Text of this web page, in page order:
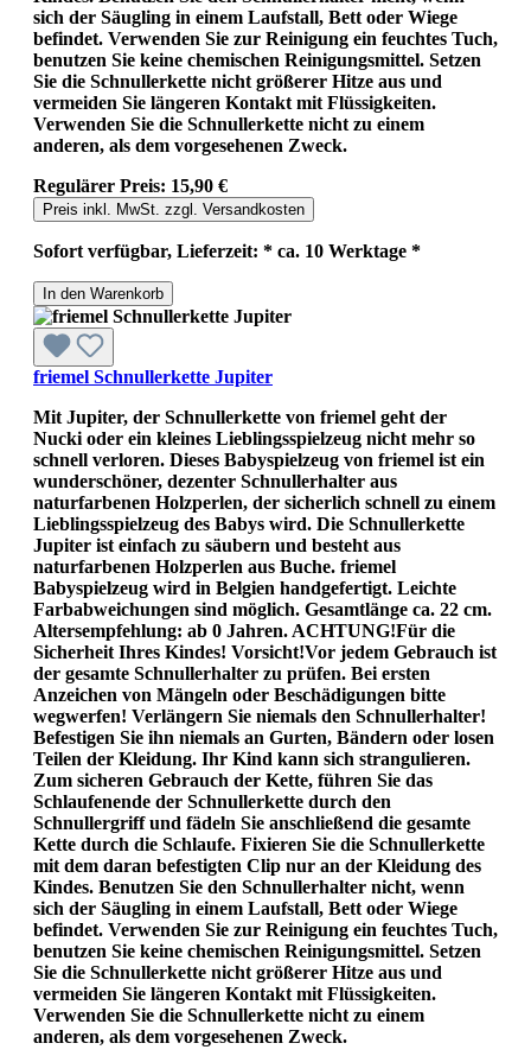
sich der Säugling in einem Laufstall, Bett oder Wiege
befindet. Verwenden Sie zur Reinigung ein feuchtes Tuch,
benutzen Sie keine chemischen Reinigungsmittel. Setzen
Sie die Schnullerkette nicht größerer Hitze aus und
vermeiden Sie längeren Kontakt mit Flüssigkeiten.
Verwenden Sie die Schnullerkette nicht zu einem
anderen, als dem vorgesehenen Zweck.
Regulärer Preis: 15,90 €
Preis inkl. MwSt. zzgl. Versandkosten
Sofort verfügbar, Lieferzeit: * ca. 10 Werktage *
In den Warenkorb
friemel Schnullerkette Jupiter
Mit Jupiter, der Schnullerkette von friemel geht der
Nucki oder ein kleines Lieblingsspielzeug nicht mehr so
schnell verloren. Dieses Babyspielzeug von friemel ist ein
wunderschöner, dezenter Schnullerhalter aus
naturfarbenen Holzperlen, der sicherlich schnell zu einem
Lieblingsspielzeug des Babys wird. Die Schnullerkette
Jupiter ist einfach zu säubern und besteht aus
naturfarbenen Holzperlen aus Buche. friemel
Babyspielzeug wird in Belgien handgefertigt. Leichte
Farbabweichungen sind möglich. Gesamtlänge ca. 22 cm.
Altersempfehlung: ab 0 Jahren. ACHTUNG!Für die
Sicherheit Ihres Kindes! Vorsicht!Vor jedem Gebrauch ist
der gesamte Schnullerhalter zu prüfen. Bei ersten
Anzeichen von Mängeln oder Beschädigungen bitte
wegwerfen! Verlängern Sie niemals den Schnullerhalter!
Befestigen Sie ihn niemals an Gurten, Bändern oder losen
Teilen der Kleidung. Ihr Kind kann sich strangulieren.
Zum sicheren Gebrauch der Kette, führen Sie das
Schlaufenende der Schnullerkette durch den
Schnullergriff und fädeln Sie anschließend die gesamte
Kette durch die Schlaufe. Fixieren Sie die Schnullerkette
mit dem daran befestigten Clip nur an der Kleidung des
Kindes. Benutzen Sie den Schnullerhalter nicht, wenn
sich der Säugling in einem Laufstall, Bett oder Wiege
befindet. Verwenden Sie zur Reinigung ein feuchtes Tuch,
benutzen Sie keine chemischen Reinigungsmittel. Setzen
Sie die Schnullerkette nicht größerer Hitze aus und
vermeiden Sie längeren Kontakt mit Flüssigkeiten.
Verwenden Sie die Schnullerkette nicht zu einem
anderen, als dem vorgesehenen Zweck.